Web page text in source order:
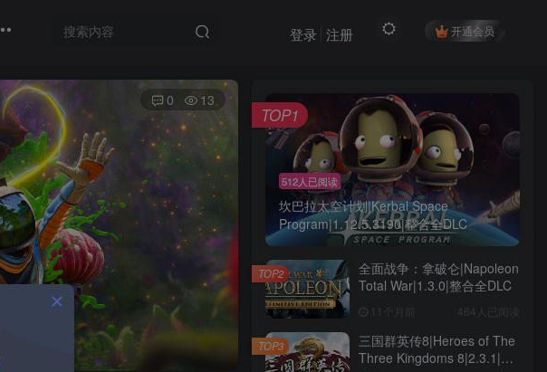
开通会员
登录 注册
0 13
512人已阅读
坎巴拉太空计划|Kerbal Space
Program|1.12.5.3190|整合全DLC
TOP1
全面战争：拿破仑|Napoleon
Total War|1.3.0|整合全DLC
11个月前 464人已阅读
TOP2
三国群英传8|Heroes of The
Three Kingdoms 8|2.3.1|整
TOP3